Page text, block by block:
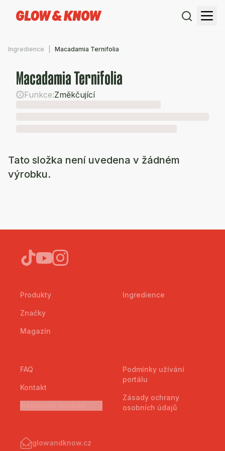
Ingredience Macadamia Ternifolia
Macadamia Ternifolia
Funkce:Změkčující
Tato složka není uvedena v žádném
výrobku.
Produkty
Značky
Magazín
Ingredience
FAQ
Kontakt
Podmínky užívání
portálu
Zásady ochrany
osobních údajů
glowandknow.cz